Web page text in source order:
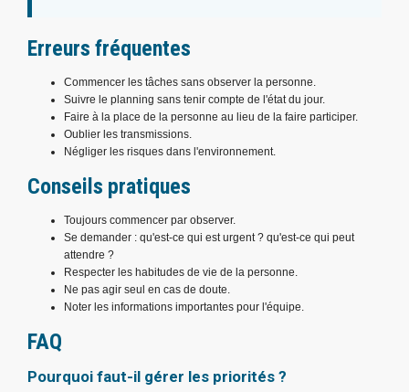
Erreurs fréquentes
Commencer les tâches sans observer la personne.
Suivre le planning sans tenir compte de l'état du jour.
Faire à la place de la personne au lieu de la faire participer.
Oublier les transmissions.
Négliger les risques dans l'environnement.
Conseils pratiques
Toujours commencer par observer.
Se demander : qu'est-ce qui est urgent ? qu'est-ce qui peut
attendre ?
Respecter les habitudes de vie de la personne.
Ne pas agir seul en cas de doute.
Noter les informations importantes pour l'équipe.
FAQ
Pourquoi faut-il gérer les priorités ?